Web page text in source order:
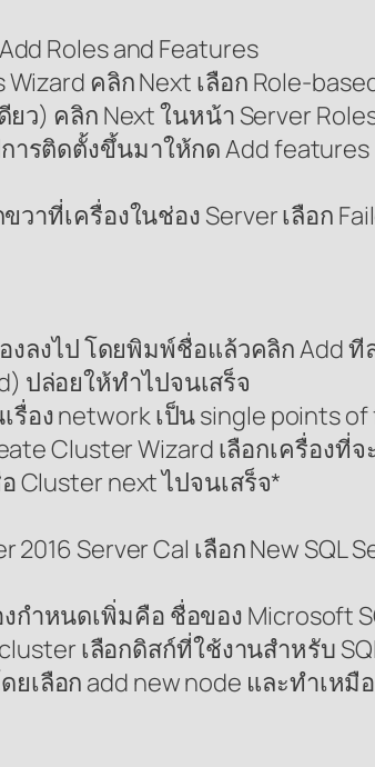
Roles and Features
คลิก Next เลือก Role-
ยว) คลิก Next ในหน้า Server
รติดตั้งขึ้นมาให้กด Add
วาที่เครื่องในช่อง Server เลือก
งลงไป โดยพิมพ์ชื่อแล้วคลิก Add ที
ปล่อยให้ทำไปจนเสร็จ
รื่อง network เป็น single points
Cluster Wizard เลือกเครื่องที่
Cluster next ไปจนเสร็จ*
Server Cal เลือก New
ำหนดเพิ่มคือ ชื่อของ Microsoft
เลือกดิสก์ที่ใช้งานสำหรับ
เลือก add new node และทำเหมื